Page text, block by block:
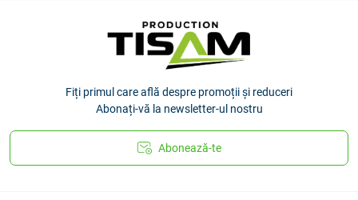
Fiți primul care află despre promoții și reduceri
Abonați-vă la newsletter-ul nostru
Abonează-te